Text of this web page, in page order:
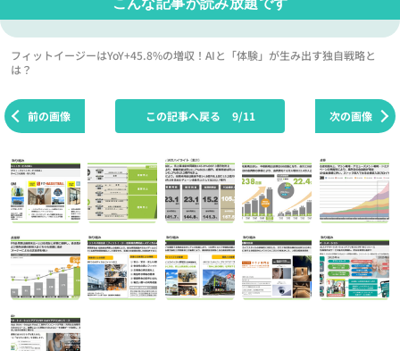
フィットイージーはYoY+45.8%の増収！AIと「体験」が生み出す独自戦略と
は？
前の画像 次の画像
この記事へ戻る 9/11